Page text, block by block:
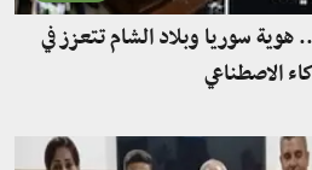
سوريا وبلاد الشام تتعزز في
الاصطناعي